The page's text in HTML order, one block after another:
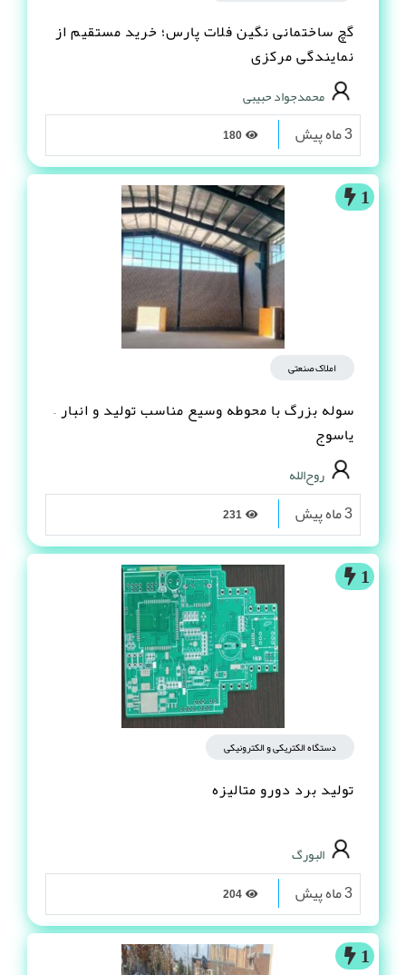
گچ ساختمانی نگین فلات پارس؛ خرید مستقیم از
نمایندگی مرکزی
محمدجواد حبیبی
3 ماه پیش
1
املاک صنعتی
سوله بزرگ با محوطه وسیع مناسب تولید و انبار –
یاسوج
روح‌الله
3 ماه پیش
1
دستگاه الکتریکی و الکترونیکی
تولید برد دورو متالیزه
البورگ
3 ماه پیش
1